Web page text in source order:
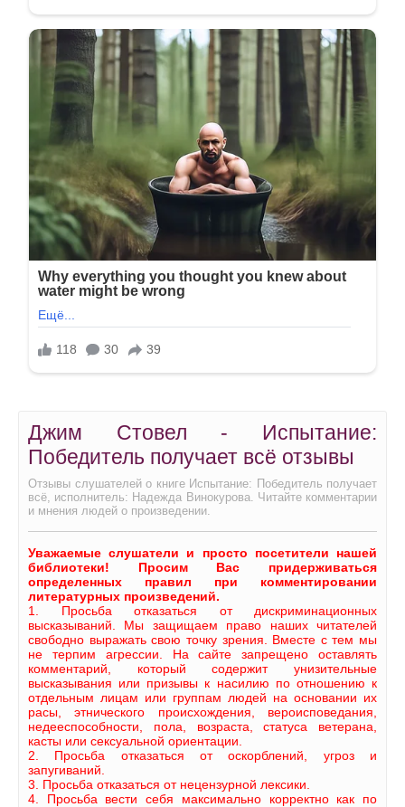
Джим Стовел - Испытание:
Победитель получает всё отзывы
Отзывы слушателей о книге Испытание: Победитель получает
всё, исполнитель: Надежда Винокурова. Читайте комментарии
и мнения людей о произведении.
Уважаемые слушатели и просто посетители нашей
библиотеки! Просим Вас придерживаться
определенных правил при комментировании
литературных произведений.
1. Просьба отказаться от дискриминационных
высказываний. Мы защищаем право наших читателей
свободно выражать свою точку зрения. Вместе с тем мы
не терпим агрессии. На сайте запрещено оставлять
комментарий, который содержит унизительные
высказывания или призывы к насилию по отношению к
отдельным лицам или группам людей на основании их
расы, этнического происхождения, вероисповедания,
недееспособности, пола, возраста, статуса ветерана,
касты или сексуальной ориентации.
2. Просьба отказаться от оскорблений, угроз и
запугиваний.
3. Просьба отказаться от нецензурной лексики.
4. Просьба вести себя максимально корректно как по